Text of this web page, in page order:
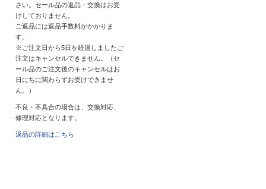
さい。セール品の返品・交換はお受
けしておりません。
ご返品には返品手数料がかかりま
す。
※ご注文日から5日を経過しましたご
注文はキャンセルできません。（セ
ール品のご注文後のキャンセルはお
日にちに関わらずお受けできませ
ん。）
不良・不具合の場合は、交換対応、
修理対応となります。
返品の詳細はこちら